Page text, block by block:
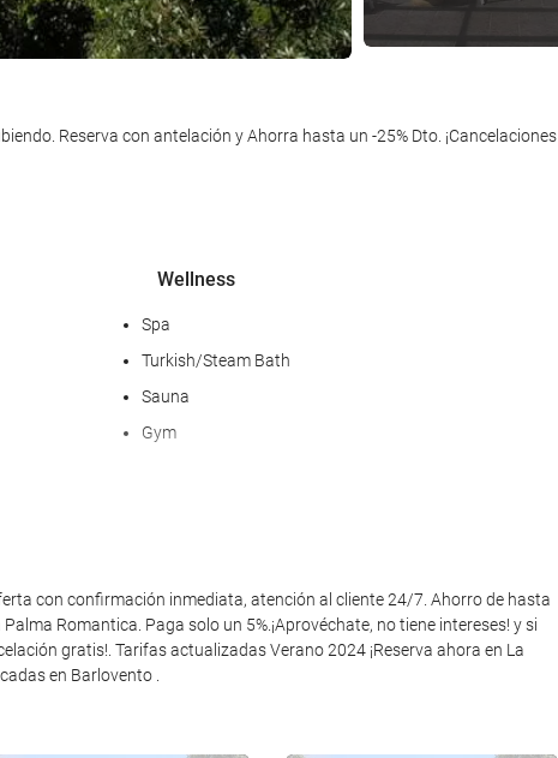
Reserva con antelación y Ahorra hasta un -25% Dto. ¡Cancelaciones
Wellness
Spa
Turkish/Steam Bath
Sauna
Gym
Activities
Tennis
con confirmación inmediata, atención al cliente 24/7. Ahorro de hasta
Romantica. Paga solo un 5%.¡Aprovéchate, no tiene intereses! y si
gratis!. Tarifas actualizadas Verano 2024 ¡Reserva ahora en La
en Barlovento .